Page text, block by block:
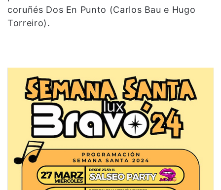
coruñés Dos En Punto (Carlos Bau e Hugo
Torreiro).